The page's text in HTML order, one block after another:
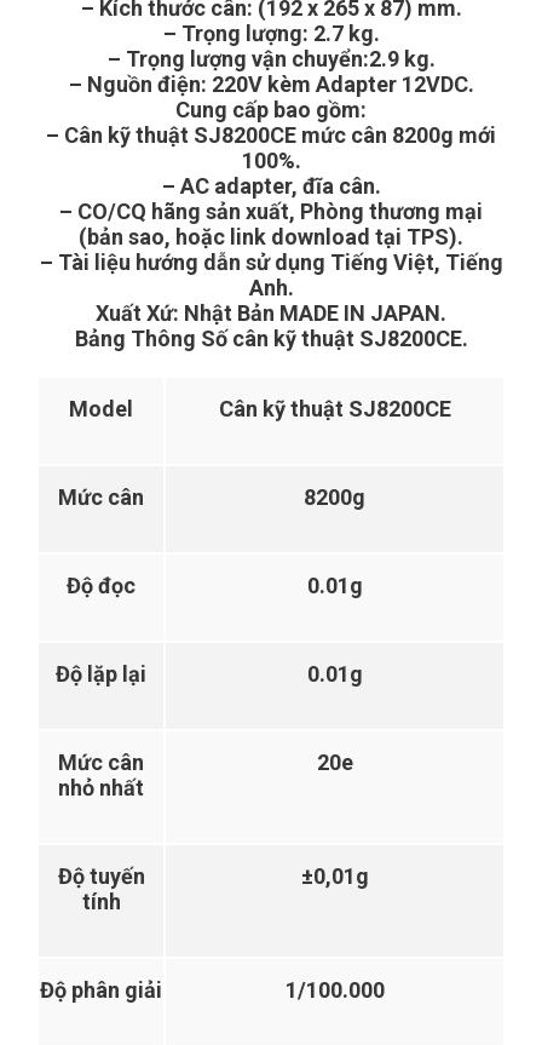
– Kích thước cân: (192 x 265 x 87) mm.
– Trọng lượng: 2.7 kg.
– Trọng lượng vận chuyển:2.9 kg.
– Nguồn điện: 220V kèm Adapter 12VDC.
Cung cấp bao gồm:
– Cân kỹ thuật SJ8200CE mức cân 8200g mới
100%.
– AC adapter, đĩa cân.
– CO/CQ hãng sản xuất, Phòng thương mại
(bản sao, hoặc link download tại TPS).
– Tài liệu hướng dẫn sử dụng Tiếng Việt, Tiếng
Anh.
Xuất Xứ: Nhật Bản MADE IN JAPAN.
Bảng Thông Số cân kỹ thuật SJ8200CE.
Model Cân kỹ thuật SJ8200CE
Mức cân 8200g
Độ đọc 0.01g
Độ lặp lại 0.01g
Mức cân
nhỏ nhất
20e
Độ tuyến
tính
±0,01g
Độ phân giải 1/100.000